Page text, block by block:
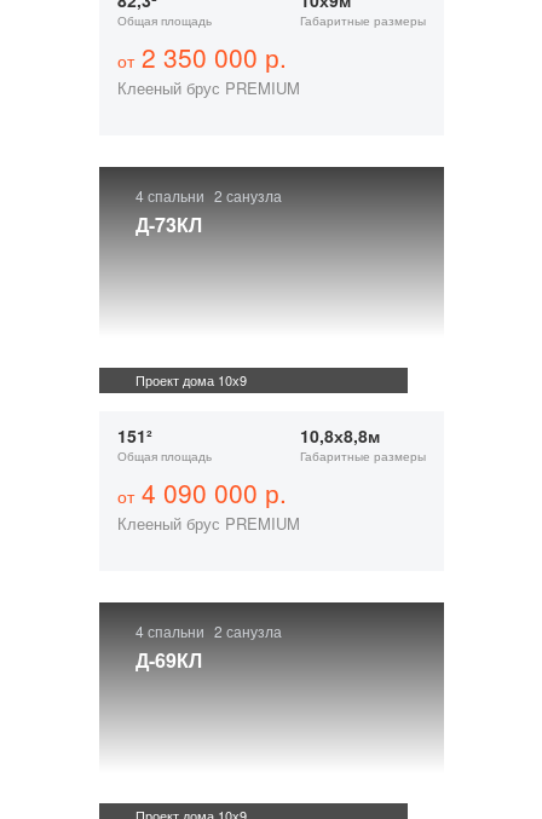
Общая площадь Габаритные размеры
от2 350 000 р.
Клееный брус PREMIUM
4 спальни 2 санузла
Д-73КЛ
Проект дома 10х9
151²
Общая площадь
10,8х8,8м
Габаритные размеры
от4 090 000 р.
Клееный брус PREMIUM
4 спальни 2 санузла
Д-69КЛ